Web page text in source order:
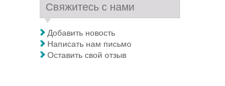
Свяжитесь с нами
Добавить новость
Написать нам письмо
Оставить свой отзыв